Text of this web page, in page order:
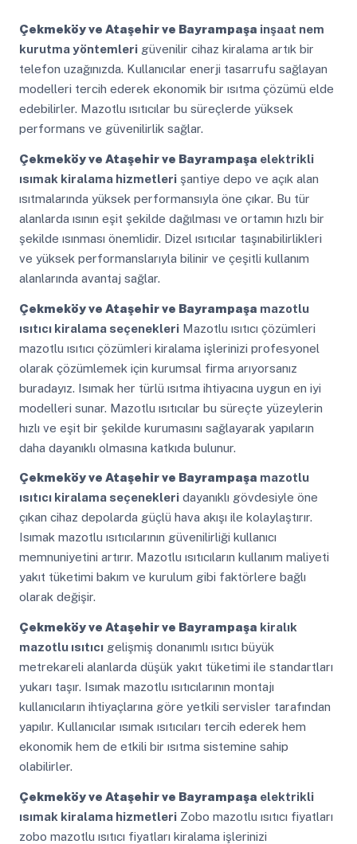
Çekmeköy ve Ataşehir ve Bayrampaşa inşaat nem
kurutma yöntemlerigüvenilir cihaz kiralama artık bir
telefon uzağınızda. Kullanıcılar enerji tasarrufu sağlayan
modelleri tercih ederek ekonomik bir ısıtma çözümü elde
edebilirler. Mazotlu ısıtıcılar bu süreçlerde yüksek
performans ve güvenilirlik sağlar.
Çekmeköy ve Ataşehir ve Bayrampaşa elektrikli
ısımak kiralama hizmetlerişantiye depo ve açık alan
ısıtmalarında yüksek performansıyla öne çıkar. Bu tür
alanlarda ısının eşit şekilde dağılması ve ortamın hızlı bir
şekilde ısınması önemlidir. Dizel ısıtıcılar taşınabilirlikleri
ve yüksek performanslarıyla bilinir ve çeşitli kullanım
alanlarında avantaj sağlar.
Çekmeköy ve Ataşehir ve Bayrampaşa mazotlu
ısıtıcı kiralama seçenekleriMazotlu ısıtıcı çözümleri
mazotlu ısıtıcı çözümleri kiralama işlerinizi profesyonel
olarak çözümlemek için kurumsal firma arıyorsanız
buradayız. Isımak her türlü ısıtma ihtiyacına uygun en iyi
modelleri sunar. Mazotlu ısıtıcılar bu süreçte yüzeylerin
hızlı ve eşit bir şekilde kurumasını sağlayarak yapıların
daha dayanıklı olmasına katkıda bulunur.
Çekmeköy ve Ataşehir ve Bayrampaşa mazotlu
ısıtıcı kiralama seçenekleridayanıklı gövdesiyle öne
çıkan cihaz depolarda güçlü hava akışı ile kolaylaştırır.
Isımak mazotlu ısıtıcılarının güvenilirliği kullanıcı
memnuniyetini artırır. Mazotlu ısıtıcıların kullanım maliyeti
yakıt tüketimi bakım ve kurulum gibi faktörlere bağlı
olarak değişir.
Çekmeköy ve Ataşehir ve Bayrampaşa kiralık
mazotlu ısıtıcıgelişmiş donanımlı ısıtıcı büyük
metrekareli alanlarda düşük yakıt tüketimi ile standartları
yukarı taşır. Isımak mazotlu ısıtıcılarının montajı
kullanıcıların ihtiyaçlarına göre yetkili servisler tarafından
yapılır. Kullanıcılar ısımak ısıtıcıları tercih ederek hem
ekonomik hem de etkili bir ısıtma sistemine sahip
olabilirler.
Çekmeköy ve Ataşehir ve Bayrampaşa elektrikli
ısımak kiralama hizmetleriZobo mazotlu ısıtıcı fiyatları
zobo mazotlu ısıtıcı fiyatları kiralama işlerinizi